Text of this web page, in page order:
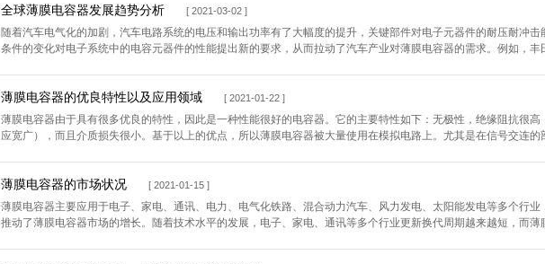
全球薄膜电容器发展趋势分析 [ 2021-03-02 ]
随着汽车电气化的加剧，汽车电路系统的电压和输出功率有了大幅度的提升，关键部件对电子元器件的耐压耐冲
条件的变化对电子系统中的电容元器件的性能提出新的要求，从而拉动了汽车产业对薄膜电容器的需求。例如，丰
薄膜电容器的优良特性以及应用领域 [ 2021-01-22 ]
薄膜电容器由于具有很多优良的特性，因此是一种性能很好的电容器。它的主要特性如下：无极性，绝缘阻抗很高
应宽广），而且介质损失很小。基于以上的优点，所以薄膜电容器被大量使用在模拟电路上。尤其是在信号交连的
薄膜电容器的市场状况 [ 2021-01-15 ]
薄膜电容器主要应用于电子、家电、通讯、电力、电气化铁路、混合动力汽车、风力发电、太阳能发电等多个行业
推动了薄膜电容器市场的增长。随着技术水平的发展，电子、家电、通讯等多个行业更新换代周期越来越短，而薄